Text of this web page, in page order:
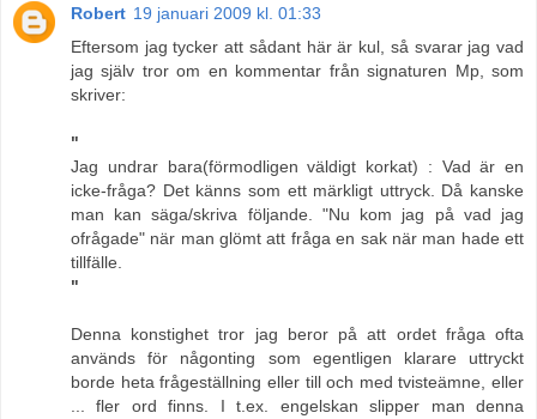
Robert 19 januari 2009 kl. 01:33
Eftersom jag tycker att sådant här är kul, så svarar jag vad
jag själv tror om en kommentar från signaturen Mp, som
skriver:
"
Jag undrar bara(förmodligen väldigt korkat) : Vad är en
icke-fråga? Det känns som ett märkligt uttryck. Då kanske
man kan säga/skriva följande. "Nu kom jag på vad jag
ofrågade" när man glömt att fråga en sak när man hade ett
tillfälle.
"
Denna konstighet tror jag beror på att ordet fråga ofta
används för någonting som egentligen klarare uttryckt
borde heta frågeställning eller till och med tvisteämne, eller
... fler ord finns. I t.ex. engelskan slipper man denna